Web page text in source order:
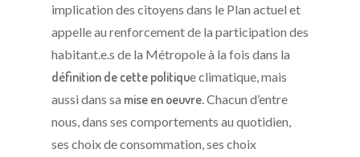
implication des citoyens dans le Plan actuel et
appelle au renforcement de la participation des
habitant.e.s de la Métropole à la fois dans la
définition de cette politique climatique, mais
aussi dans sa mise en oeuvre. Chacun d’entre
nous, dans ses comportements au quotidien,
ses choix de consommation, ses choix